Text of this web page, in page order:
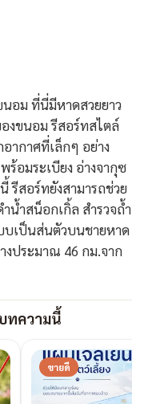
นอม ที่นี่มีหาดสวยยาว
งขนอม รีสอร์ทสไตล์
ากาศที่เล็กๆ อย่าง
อมระเบียง อ่างจากุซ
รีสอร์ทยังสามารถช่วย
น้ำสน็อกเกิ้ล สำรวจถ้ำ
เป็นส่นตัวบนชายหาด
ประมาณ 46 กม.จาก
ทความนี้
ขายดี